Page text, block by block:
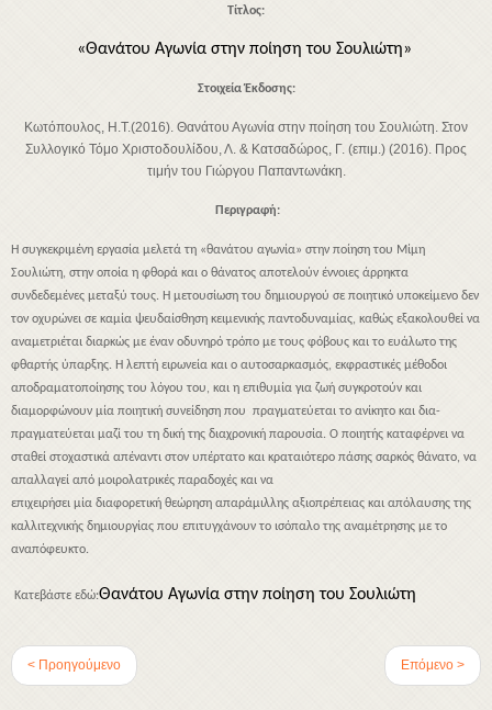
Τίτλος:
«Θανάτου Αγωνία στην ποίηση του Σουλιώτη»
Στοιχεία Έκδοσης:
Κωτόπουλος, Η.Τ.(2016). Θανάτου Αγωνία στην ποίηση του Σουλιώτη. Στον
Συλλογικό Τόμο Χριστοδουλίδου, Λ. & Κατσαδώρος, Γ. (επιμ.) (2016). Προς
τιμήν του Γιώργου Παπαντωνάκη.
Περιγραφή:
Η συγκεκριμένη εργασία μελετά τη «θανάτου αγωνία» στην ποίηση του Μίμη
Σουλιώτη, στην οποία η φθορά και ο θάνατος αποτελούν έννοιες άρρηκτα
συνδεδεμένες μεταξύ τους. Η μετουσίωση του δημιουργού σε ποιητικό υποκείμενο δεν
τον οχυρώνει σε καμία ψευδαίσθηση κειμενικής παντοδυναμίας, καθώς εξακολουθεί να
αναμετριέται διαρκώς με έναν οδυνηρό τρόπο με τους φόβους και το ευάλωτο της
φθαρτής ύπαρξης. Η λεπτή ειρωνεία και ο αυτοσαρκασμός, εκφραστικές μέθοδοι
αποδραματοποίησης του λόγου του, και η επιθυμία για ζωή συγκροτούν και
διαμορφώνουν μία ποιητική συνείδηση που πραγματεύεται το ανίκητο και δια-
πραγματεύεται μαζί του τη δική της διαχρονική παρουσία. Ο ποιητής καταφέρνει να
σταθεί στοχαστικά απέναντι στον υπέρτατο και κραταιότερο πάσης σαρκός θάνατο, να
απαλλαγεί από μοιρολατρικές παραδοχές και να
επιχειρήσει μία διαφορετική θεώρηση απαράμιλλης αξιοπρέπειας και απόλαυσης της
καλλιτεχνικής δημιουργίας που επιτυγχάνουν το ισόπαλο της αναμέτρησης με το
αναπόφευκτο.
Κατεβάστε εδώ:Θανάτου Αγωνία στην ποίηση του Σουλιώτη
< Προηγούμενο Επόμενο >